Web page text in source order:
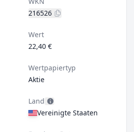
216526
Wert
22,40 €
Wertpapiertyp
Aktie
Land
Vereinigte Staaten